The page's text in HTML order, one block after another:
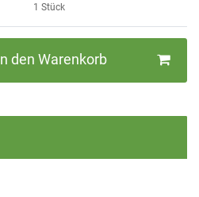
1 Stück
In den Warenkorb